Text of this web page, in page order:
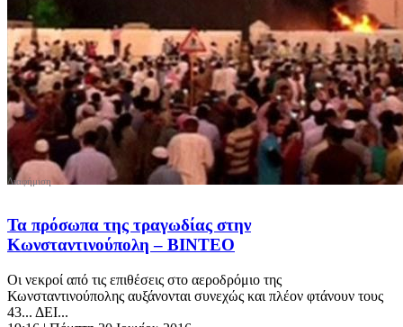
Τα πρόσωπα της τραγωδίας στην
Κωνσταντινούπολη – ΒΙΝΤΕΟ
Οι νεκροί από τις επιθέσεις στο αεροδρόμιο της
Κωνσταντινούπολης αυξάνονται συνεχώς και πλέον φτάνουν τους
43... ΔΕΙ...